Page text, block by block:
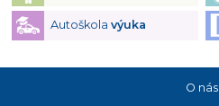
Autoškola výuka
O nás